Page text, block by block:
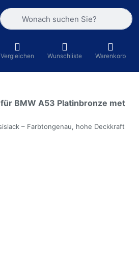
Geben Sie einen Suchbegriff ein.
Vergleichen Wunschliste Warenkorb
BMW A53 Platinbronze met
– Farbtongenau, hohe Deckkraft